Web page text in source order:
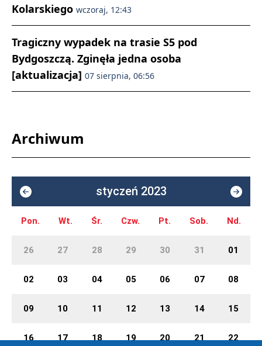
Kolarskiego wczoraj, 12:43
Tragiczny wypadek na trasie S5 pod
Bydgoszczą. Zginęła jedna osoba
[aktualizacja] 07 sierpnia, 06:56
Archiwum
styczeń 2023
Pon. Wt. Śr. Czw. Pt. Sob. Nd.
26 27 28 29 30 31 01
02 03 04 05 06 07 08
09 10 11 12 13 14 15
16 17 18 19 20 21 22